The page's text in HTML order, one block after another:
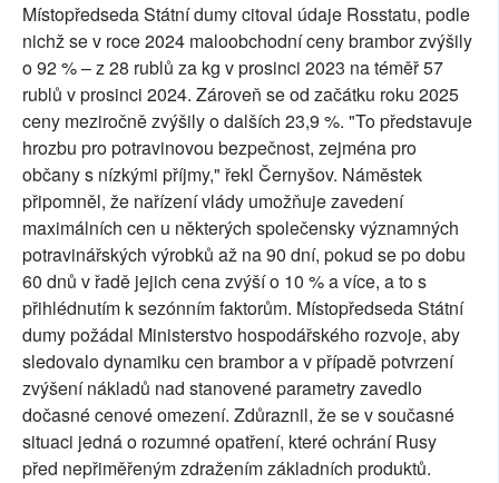
Místopředseda Státní dumy citoval údaje Rosstatu, podle
nichž se v roce 2024 maloobchodní ceny brambor zvýšily
o 92 % – z 28 rublů za kg v prosinci 2023 na téměř 57
rublů v prosinci 2024. Zároveň se od začátku roku 2025
ceny meziročně zvýšily o dalších 23,9 %. "To představuje
hrozbu pro potravinovou bezpečnost, zejména pro
občany s nízkými příjmy," řekl Černyšov. Náměstek
připomněl, že nařízení vlády umožňuje zavedení
maximálních cen u některých společensky významných
potravinářských výrobků až na 90 dní, pokud se po dobu
60 dnů v řadě jejich cena zvýší o 10 % a více, a to s
přihlédnutím k sezónním faktorům. Místopředseda Státní
dumy požádal Ministerstvo hospodářského rozvoje, aby
sledovalo dynamiku cen brambor a v případě potvrzení
zvýšení nákladů nad stanovené parametry zavedlo
dočasné cenové omezení. Zdůraznil, že se v současné
situaci jedná o rozumné opatření, které ochrání Rusy
před nepřiměřeným zdražením základních produktů.